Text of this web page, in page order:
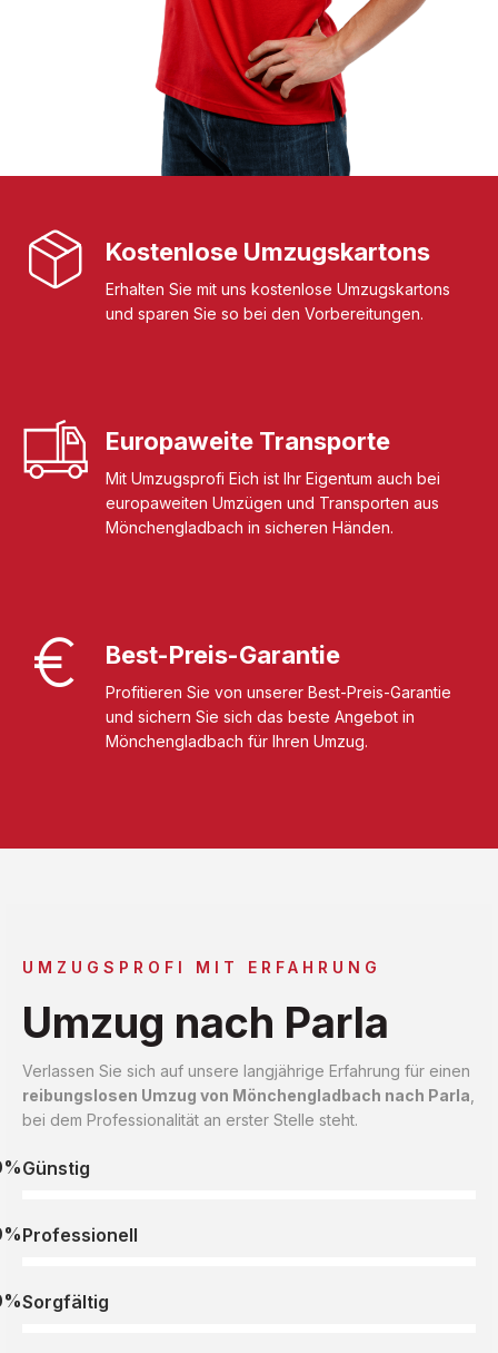
Kostenlose Umzugskartons
Erhalten Sie mit uns kostenlose Umzugskartons
und sparen Sie so bei den Vorbereitungen.
Europaweite Transporte
Mit Umzugsprofi Eich ist Ihr Eigentum auch bei
europaweiten Umzügen und Transporten aus
Mönchengladbach in sicheren Händen.
Best-Preis-Garantie
Profitieren Sie von unserer Best-Preis-Garantie
und sichern Sie sich das beste Angebot in
Mönchengladbach für Ihren Umzug.
UMZUGSPROFI MIT ERFAHRUNG
Umzug nach Parla
Verlassen Sie sich auf unsere langjährige Erfahrung für einen
reibungslosen Umzug von Mönchengladbach nach Parla
bei dem Professionalität an erster Stelle steht.
Günstig
Professionell
Sorgfältig